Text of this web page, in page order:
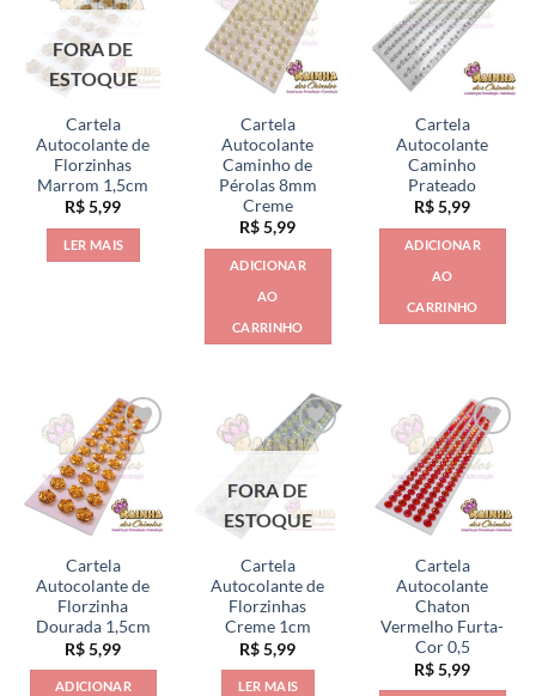
FORA DE
ESTOQUE
Cartela
Autocolante de
Florzinhas
Marrom 1,5cm
R$5,99
LER MAIS
Cartela
Autocolante
Caminho de
Pérolas 8mm
Creme
R$5,99
ADICIONAR
AO
CARRINHO
Cartela
Autocolante
Caminho
Prateado
R$5,99
ADICIONAR
AO
CARRINHO
Cartela
Autocolante de
Florzinha
Dourada 1,5cm
R$5,99
ADICIONAR
FORA DE
ESTOQUE
Cartela
Autocolante de
Florzinhas
Creme 1cm
R$5,99
LER MAIS
Cartela
Autocolante
Chaton
Vermelho Furta-
Cor 0,5
R$5,99